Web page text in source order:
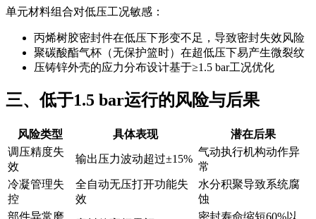
单元材料组合对低压工况敏感：
丙烯树胶密封件在低压下形变不足，导致密封失效风险
聚碳酸酯气杯（无保护篮时）在超低压下易产生微裂纹
压铸锌外壳的应力分布设计基于≥1.5 bar工况优化
三、低于1.5 bar运行的风险与后果
风险类型 具体表现
潜在后果
调压精度失
效
输出压力波动超过±15%
气动执行机构动作异
常
冷凝管理失
控
全自动无压打开功能失
效
水分积聚导致系统腐
蚀